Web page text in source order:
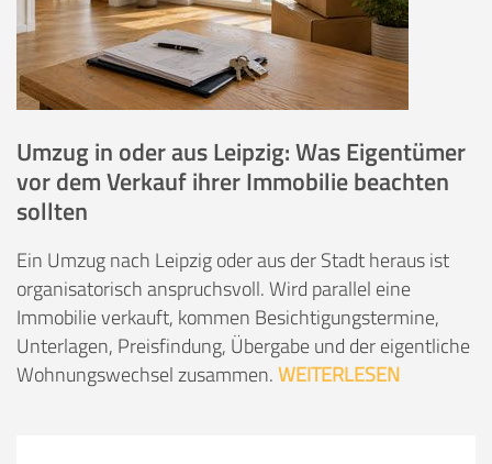
Umzug in oder aus Leipzig: Was Eigentümer
vor dem Verkauf ihrer Immobilie beachten
sollten
Ein Umzug nach Leipzig oder aus der Stadt heraus ist
organisatorisch anspruchsvoll. Wird parallel eine
Immobilie verkauft, kommen Besichtigungstermine,
Unterlagen, Preisfindung, Übergabe und der eigentliche
Wohnungswechsel zusammen.WEITERLESEN